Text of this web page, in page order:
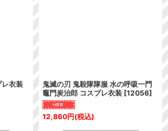
レ衣装
鬼滅の刃 鬼殺隊隊服 水の呼吸一門
竈門炭治郎 コスプレ衣装 [12056]
12,860円(税込)